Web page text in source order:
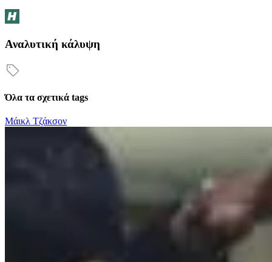
Αναλυτική κάλυψη
Όλα τα σχετικά tags
Μάικλ Τζάκσον